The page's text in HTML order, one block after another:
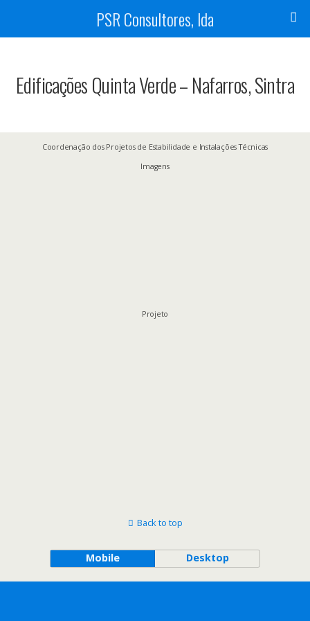
PSR Consultores, lda
Edificações Quinta Verde – Nafarros, Sintra
Coordenação dos Projetos de Estabilidade e Instalações Técnicas
Imagens
Projeto
Back to top
Mobile Desktop